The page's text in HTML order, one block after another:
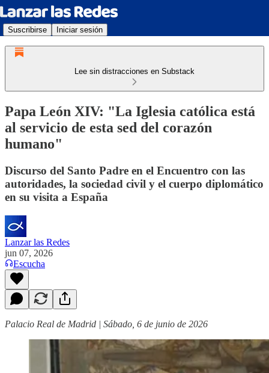
Suscribirse Iniciar sesión
Lee sin distracciones en Substack
Papa León XIV: "La Iglesia católica está
al servicio de esta sed del corazón
humano"
Discurso del Santo Padre en el Encuentro con las
autoridades, la sociedad civil y el cuerpo diplomático
en su visita a España
Lanzar las Redes
jun 07, 2026
Escucha
Palacio Real de Madrid | Sábado, 6 de junio de 2026